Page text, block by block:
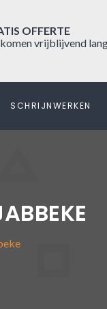
OFFERTE
vrijblijvend
SCHRIJNWERKEN